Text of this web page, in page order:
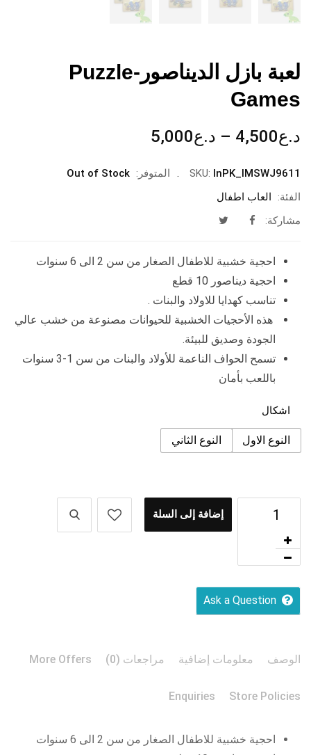
لعبة بازل الديناصور-Puzzle
Games
د.ع4,500
– د.ع5,000
من
SKU: InPK_IMSWJ9611 المتوفر: Out of Stock
الفئة:
العاب اطفال
مشاركة:
احجية خشبية للاطفال الصغار من سن 2 الى 6 سنوات
احجية ديناصور 10 قطع
تناسب كهدايا للاولاد والبنات .
هذه الأحجيات الخشبية للحيوانات مصنوعة من خشب عالي
الجودة وصديق للبيئة.
تسمح الحواف الناعمة للأولاد والبنات من سن 1-3 سنوات
باللعب بأمان
اشكال
النوع الاول النوع الثاني
إضافة إلى السلة
Ask a Question
الوصف معلومات إضافية مراجعات (0) More Offers
Store Policies
Enquiries
احجية خشبية للاطفال الصغار من سن 2 الى 6 سنوات